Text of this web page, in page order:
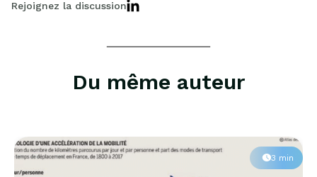
Rejoignez la discussion
Du même auteur
3 min